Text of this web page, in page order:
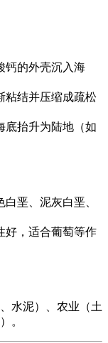
钙的外壳沉入海
粘结并压缩成疏松
底抬升为陆地（如
垩、泥灰白垩、
好，适合葡萄等作
水泥）、农业（土
。